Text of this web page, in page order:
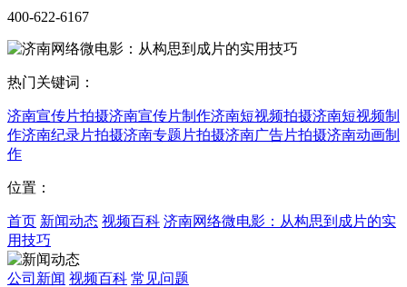
400-622-6167
热门关键词：
济南宣传片拍摄济南宣传片制作济南短视频拍摄济南短视频制
作济南纪录片拍摄济南专题片拍摄济南广告片拍摄济南动画制
作
位置：
首页 新闻动态 视频百科 济南网络微电影：从构思到成片的实
用技巧
公司新闻 视频百科 常见问题